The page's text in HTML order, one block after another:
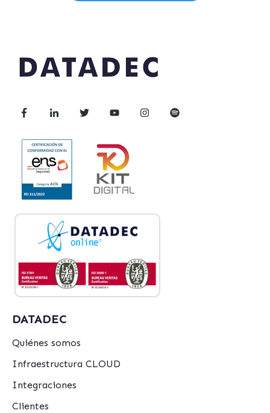
DATADEC
Quiénes somos
Infraestructura CLOUD
Integraciones
Clientes